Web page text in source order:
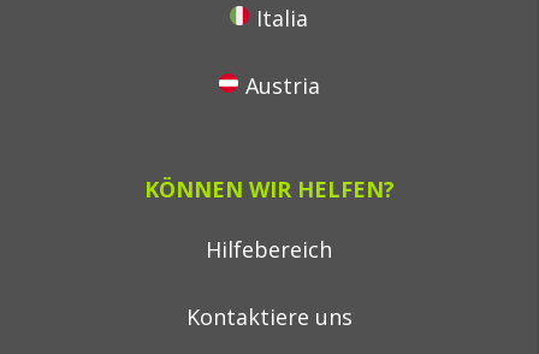
Italia
Austria
KÖNNEN WIR HELFEN?
Hilfebereich
Kontaktiere uns